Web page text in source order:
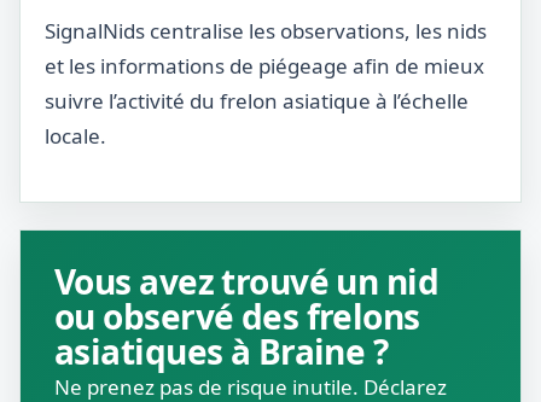
SignalNids centralise les observations, les nids
et les informations de piégeage afin de mieux
suivre l’activité du frelon asiatique à l’échelle
locale.
Vous avez trouvé un nid
ou observé des frelons
asiatiques à Braine ?
Ne prenez pas de risque inutile. Déclarez